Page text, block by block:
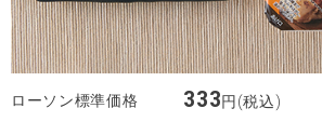
ローソン標準価格 333円(税込)